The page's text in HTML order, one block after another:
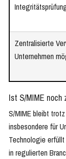
Zentralisierte
Unternehmen
Ist S/MIME
S/MIME bleibt
insbesondere für
Technologie erfüllt
in regulierten